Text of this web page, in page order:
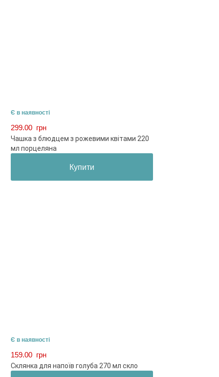
Є в наявності
299.00 грн
Чашка з блюдцем з рожевими квітами 220
мл порцеляна
Купити
Є в наявності
159.00 грн
Склянка для напоїв голуба 270 мл скло